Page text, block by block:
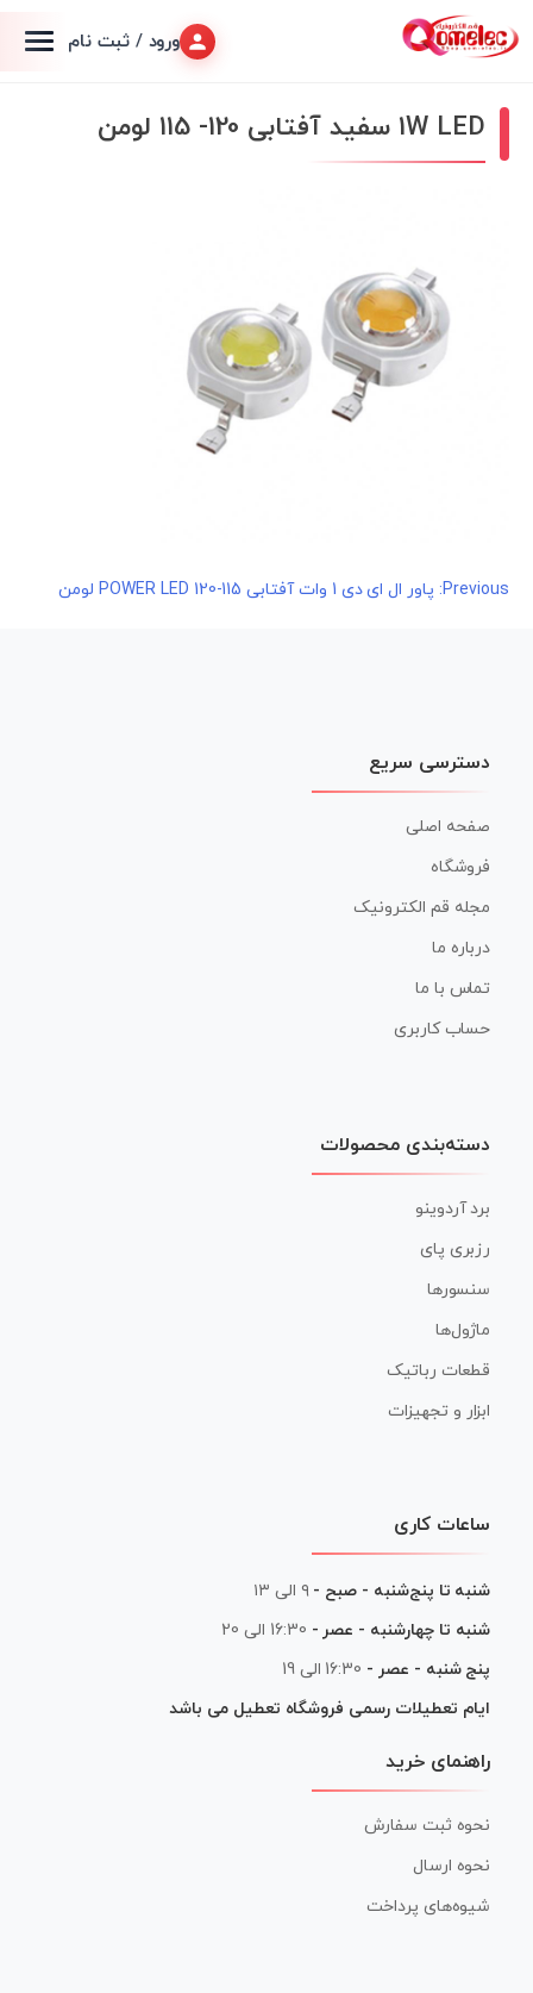
ورود / ثبت نام
1W LED سفید آفتابی 120- 115 لومن
راهبری
Previous: پاور ال ای دی 1 وات آفتابی POWER LED 120-115 لومن
دسترسی سریع
صفحه اصلی
فروشگاه
مجله قم الکترونیک
درباره ما
تماس با ما
حساب کاربری
دسته‌بندی محصولات
برد آردوینو
رزبری پای
سنسورها
ماژول‌ها
قطعات رباتیک
ابزار و تجهیزات
ساعات کاری
شنبه تا پنج‌شنبه - صبح - ۹ الی ۱۳
شنبه تا چهارشنبه - عصر - 16:30 الی 20
پنج شنبه - عصر - 16:30 الی 19
ایام تعطیلات رسمی فروشگاه تعطیل می باشد
راهنمای خرید
نحوه ثبت سفارش
نحوه ارسال
شیوه‌های پرداخت